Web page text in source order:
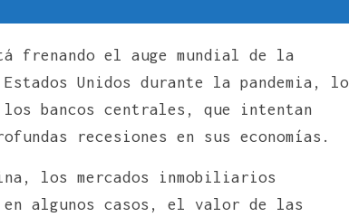
frenando el auge mundial de la
Unidos durante la pandemia, lo
bancos centrales, que intentan
recesiones en sus economías.
los mercados inmobiliarios
en algunos casos, el valor de las